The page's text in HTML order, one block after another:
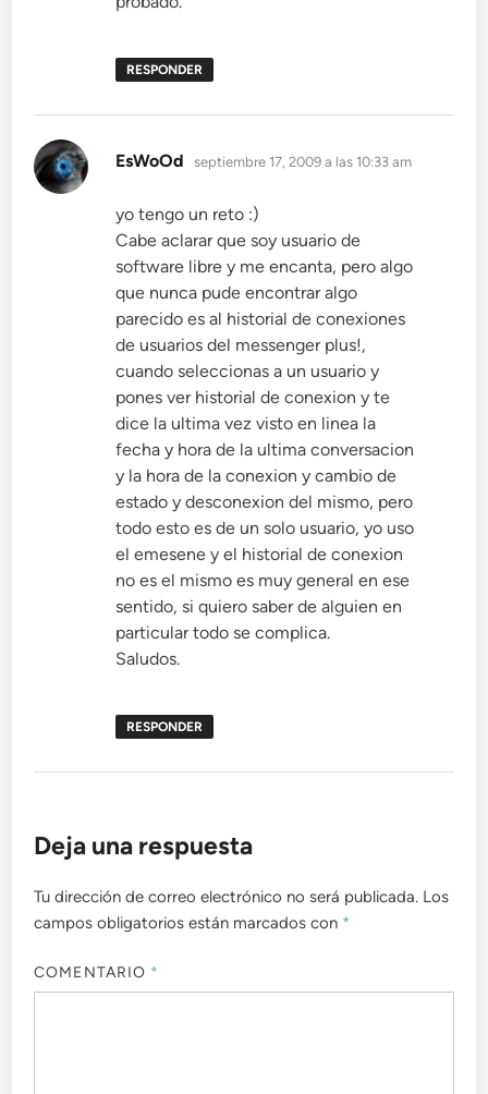
RESPONDER
EsWoOd dice:
septiembre 17, 2009 a las 10:33 am
yo tengo un reto :)
Cabe aclarar que soy usuario de
software libre y me encanta, pero algo
que nunca pude encontrar algo
parecido es al historial de conexiones
de usuarios del messenger plus!,
cuando seleccionas a un usuario y
pones ver historial de conexion y te
dice la ultima vez visto en linea la
fecha y hora de la ultima conversacion
y la hora de la conexion y cambio de
estado y desconexion del mismo, pero
todo esto es de un solo usuario, yo uso
el emesene y el historial de conexion
no es el mismo es muy general en ese
sentido, si quiero saber de alguien en
particular todo se complica.
Saludos.
RESPONDER
Deja una respuesta
Tu dirección de correo electrónico no será publicada. Los
campos obligatorios están marcados con *
COMENTARIO *